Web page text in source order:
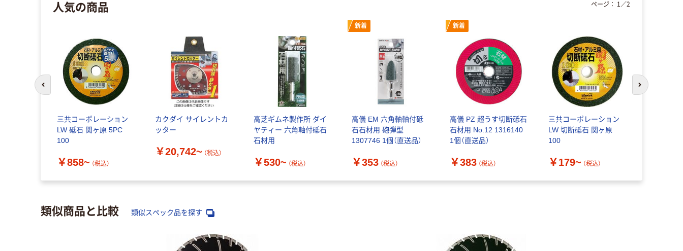
人気の商品
三共コーポレーション
LW 砥石 関ヶ原 5PC
100
￥858~ （税込）
カクダイ サイレントカ
ッター
￥20,742~ （税込）
高芝ギムネ製作所 ダイ
ヤティー 六角軸付砥石
石材用
￥530~ （税込）
新着
高儀 EM 六角軸軸付砥
石石材用 砲弾型
1307746 1個（直送品）
￥353 （税込）
新着
高儀 PZ 超うす切断砥石
石材用 No.12 1316140
1個（直送品）
￥383 （税込）
三共コーポレーション
LW 切断砥石 関ヶ原
100
￥179~ （税込）
ページ： 1 ／2
前のスライドへ 次のスライド
類似商品と比較 類似スペック品を探す